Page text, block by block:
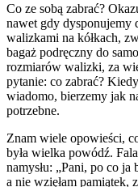
Co ze sobą zabrać?
nawet gdy dysponujemy
walizkami na kółkach,
bagaż podręczny do
rozmiarów walizki, za
pytanie: co zabrać?
wiadomo, bierzemy jak
potrzebne.
Znam wiele opowieści,
była wielka powódź.
namysłu: „Pani, po co ja
a nie wzięłam